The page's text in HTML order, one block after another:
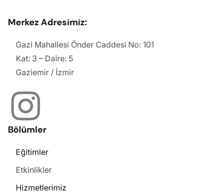
Merkez Adresimiz:
Gazi Mahallesi Önder Caddesi No: 101
Kat: 3 – Daire: 5
Gaziemir / İzmir
Bölümler
Eğitimler
Etkinlikler
Hizmetlerimiz